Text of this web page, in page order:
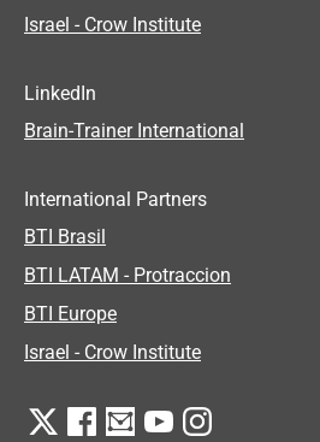
Israel - Crow Institute
LinkedIn
Brain-Trainer International
International Partners
BTI Brasil
BTI LATAM - Protraccion
BTI Europe
Israel - Crow Institute